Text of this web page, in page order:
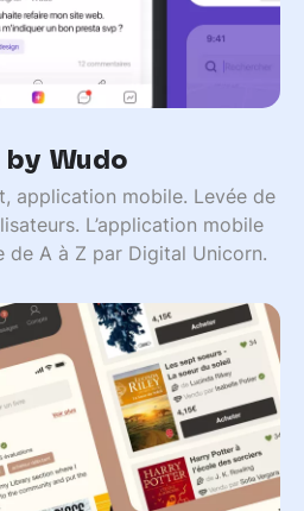
by Wudo
application mobile. Levée de
L’application mobile
de A à Z par Digital Unicorn.